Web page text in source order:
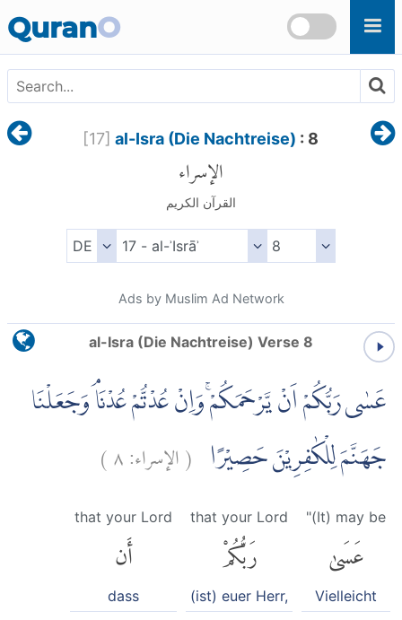
QuranO
[17] al-Isra (Die Nachtreise) : 8
الإسراء
القرآن الكريم
Ads by Muslim Ad Network
al-Isra (Die Nachtreise) Verse 8
عَسٰى رَبُّكُمْ اَنْ يَّرْحَمَكُمْۚ وَاِنْ عُدْتُّمْ عُدْنَاۘ وَجَعَلْنَا
جَهَنَّمَ لِلْكٰفِرِيْنَ حَصِيْرًا (الإسراء:٨)
"(It) may be
عَسَىٰ
Vielleicht
that your Lord
رَبُّكُمْ
(ist) euer Herr,
that your Lord
أَن
dass